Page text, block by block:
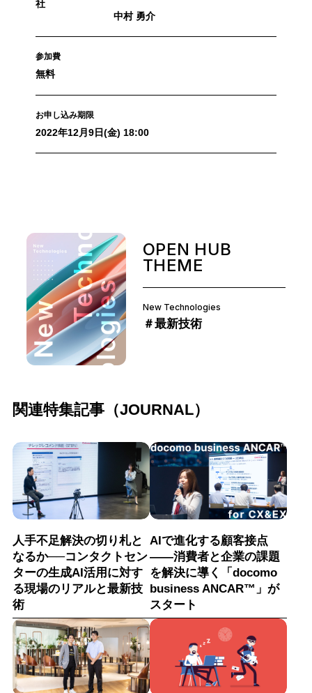
社
中村 勇介
参加費
無料
お申し込み期限
2022年12月9日(金) 18:00
OPEN HUB
THEME
New Technologies
＃最新技術
関連特集記事（JOURNAL）
人手不足解決の切り札と
なるか──コンタクトセン
ターの生成AI活用に対す
る現場のリアルと最新技
術
AIで進化する顧客接点
――消費者と企業の課題
を解決に導く「docomo
business ANCAR™」が
スタート